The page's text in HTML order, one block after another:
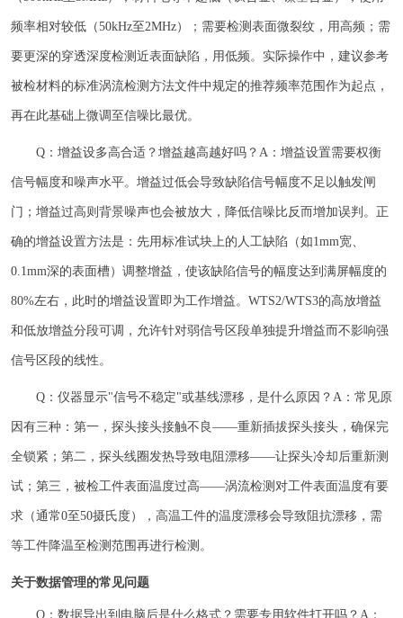
频率相对较低（50kHz至2MHz）；需要检测表面微裂纹，用高频；需
要更深的穿透深度检测近表面缺陷，用低频。实际操作中，建议参考
被检材料的标准涡流检测方法文件中规定的推荐频率范围作为起点，
再在此基础上微调至信噪比最优。
Q：增益设多高合适？增益越高越好吗？A：增益设置需要权衡
信号幅度和噪声水平。增益过低会导致缺陷信号幅度不足以触发闸
门；增益过高则背景噪声也会被放大，降低信噪比反而增加误判。正
确的增益设置方法是：先用标准试块上的人工缺陷（如1mm宽、
0.1mm深的表面槽）调整增益，使该缺陷信号的幅度达到满屏幅度的
80%左右，此时的增益设置即为工作增益。WTS2/WTS3的高放增益
和低放增益分段可调，允许针对弱信号区段单独提升增益而不影响强
信号区段的线性。
Q：仪器显示"信号不稳定"或基线漂移，是什么原因？A：常见原
因有三种：第一，探头接头接触不良——重新插拔探头接头，确保完
全锁紧；第二，探头线圈发热导致电阻漂移——让探头冷却后重新测
试；第三，被检工件表面温度过高——涡流检测对工件表面温度有要
求（通常0至50摄氏度），高温工件的温度漂移会导致阻抗漂移，需
等工件降温至检测范围再进行检测。
关于数据管理的常见问题
Q：数据导出到电脑后是什么格式？需要专用软件打开吗？A：